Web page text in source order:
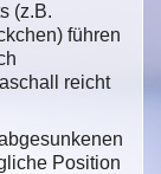
(z.B.
führen
reicht
Position